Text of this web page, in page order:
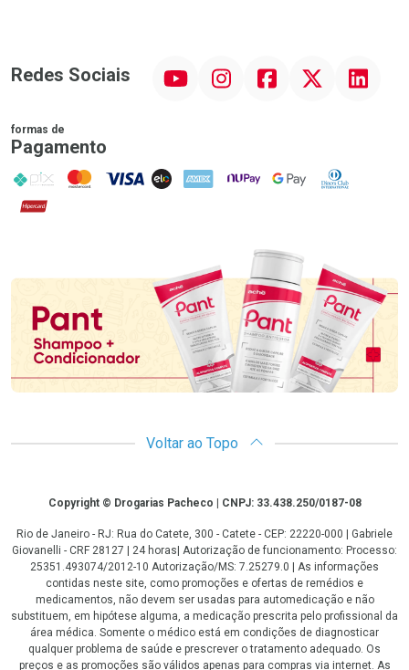
Redes Sociais InstagramFacebook Linkedin
formas de
Pagamento
PIX MasterCard
VISA ELO AMEX NuPay Google PayDiners Club
Hipercard
Promoção em Destaque
Voltar ao Topo
CopyrightCopyright © Drogarias Pacheco | CNPJ: 33.438.250/0187-08
Rio de Janeiro - RJ: Rua do Catete, 300 - Catete - CEP: 22220-000 | Gabriele
Giovanelli - CRF 28127 | 24 horas| Autorização de funcionamento: Processo:
25351.493074/2012-10 Autorização/MS: 7.25279.0 | As informações
contidas neste site, como promoções e ofertas de remédios e
medicamentos, não devem ser usadas para automedicação e não
substituem, em hipótese alguma, a medicação prescrita pelo profissional da
área médica. Somente o médico está em condições de diagnosticar
qualquer problema de saúde e prescrever o tratamento adequado. Os
preços e as promoções são válidos apenas para compras via internet. As